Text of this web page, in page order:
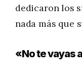
dedicaron los
nada más que
«No te vayas